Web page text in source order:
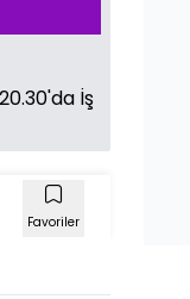
İş
Favoriler